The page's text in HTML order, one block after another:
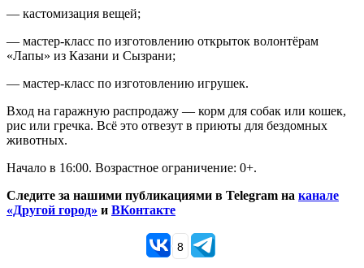
— кастомизация вещей;
— мастер-класс по изготовлению открыток волонтёрам
«Лапы» из Казани и Сызрани;
— мастер-класс по изготовлению игрушек.
Вход на гаражную распродажу — корм для собак или кошек,
рис или гречка. Всё это отвезут в приюты для бездомных
животных.
Начало в 16:00. Возрастное ограничение: 0+.
Следите за нашими публикациями в Telegram на канале
«Другой город» и ВКонтакте
8